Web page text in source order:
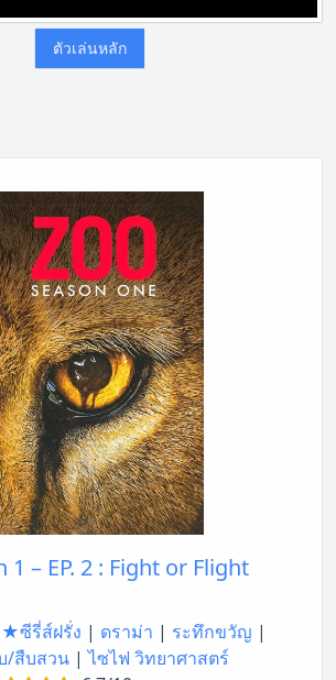
ตัวเล่นหลัก
1 – EP. 2 : Fight or Flight
★ซีรี่ส์ฝรั่ง | ดราม่า | ระทึกขวัญ |
/สืบสวน |ไซไฟ วิทยาศาสตร์